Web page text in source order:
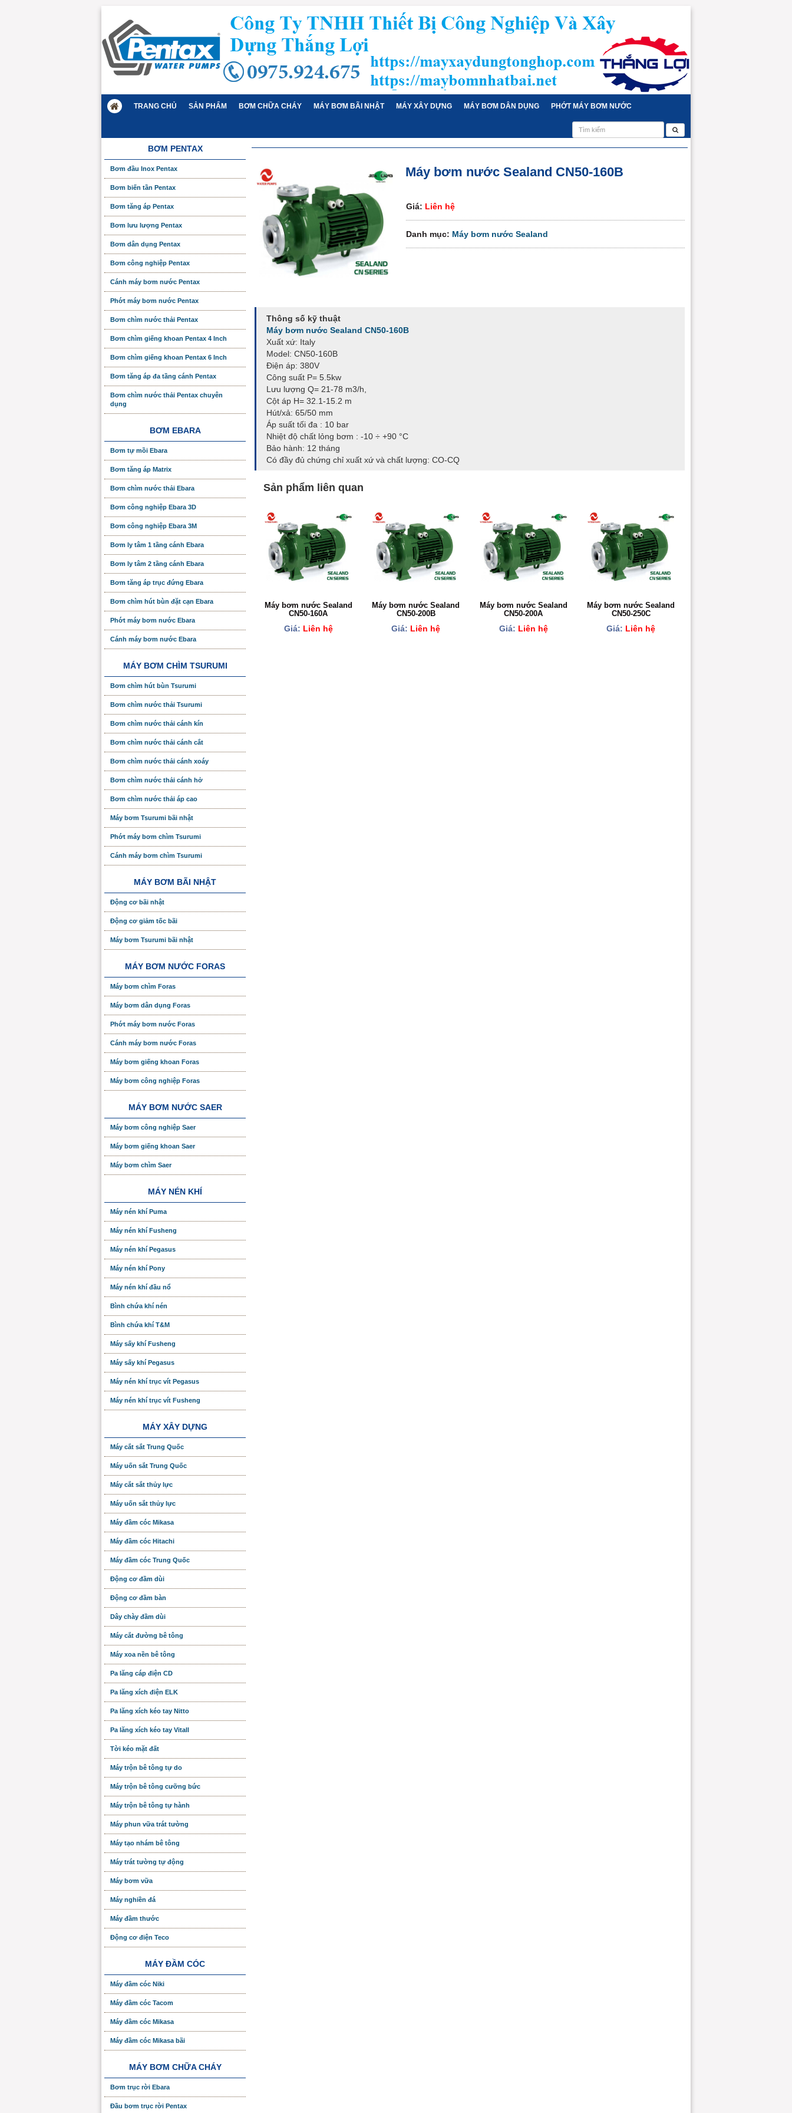
TRANG CHỦ SẢN PHẨM BƠM CHỮA CHÁY MÁY BƠM BÃI NHẬT MÁY XÂY DỰNG MÁY BƠM DÂN DỤNG PHỚT MÁY BƠM NƯỚC
Máy bơm nước Sealand CN50-160B
Giá: Liên hệ
Danh mục: Máy bơm nước Sealand
Thông số kỹ thuật
Máy bơm nước Sealand CN50-160B
Xuất xứ: Italy
Model: CN50-160B
Điện áp: 380V
Công suất P= 5.5kw
Lưu lượng Q= 21-78 m3/h,
Cột áp H= 32.1-15.2 m
Hút/xả: 65/50 mm
Áp suất tối đa : 10 bar
Nhiệt độ chất lỏng bơm : -10 ÷ +90 °C
Bảo hành: 12 tháng
Có đầy đủ chứng chỉ xuất xứ và chất lượng: CO-CQ
Sản phẩm liên quan
Máy bơm nước Sealand
CN50-160A
Giá: Liên hệ
Máy bơm nước Sealand
CN50-200B
Giá: Liên hệ
Máy bơm nước Sealand
CN50-200A
Giá: Liên hệ
Máy bơm nước Sealand
CN50-250C
Giá: Liên hệ
BƠM PENTAX
Bơm đầu Inox Pentax
Bơm biến tần Pentax
Bơm tăng áp Pentax
Bơm lưu lượng Pentax
Bơm dân dụng Pentax
Bơm công nghiệp Pentax
Cánh máy bơm nước Pentax
Phớt máy bơm nước Pentax
Bơm chìm nước thải Pentax
Bơm chìm giếng khoan Pentax 4 Inch
Bơm chìm giếng khoan Pentax 6 Inch
Bơm tăng áp đa tầng cánh Pentax
Bơm chìm nước thải Pentax chuyên
dụng
BƠM EBARA
Bơm tự mồi Ebara
Bơm tăng áp Matrix
Bơm chìm nước thải Ebara
Bơm công nghiệp Ebara 3D
Bơm công nghiệp Ebara 3M
Bơm ly tâm 1 tầng cánh Ebara
Bơm ly tâm 2 tầng cánh Ebara
Bơm tăng áp trục đứng Ebara
Bơm chìm hút bùn đặt cạn Ebara
Phớt máy bơm nước Ebara
Cánh máy bơm nước Ebara
MÁY BƠM CHÌM TSURUMI
Bơm chìm hút bùn Tsurumi
Bơm chìm nước thải Tsurumi
Bơm chìm nước thải cánh kín
Bơm chìm nước thải cánh cắt
Bơm chìm nước thải cánh xoáy
Bơm chìm nước thải cánh hở
Bơm chìm nước thải áp cao
Máy bơm Tsurumi bãi nhật
Phớt máy bơm chìm Tsurumi
Cánh máy bơm chìm Tsurumi
MÁY BƠM BÃI NHẬT
Động cơ bãi nhật
Động cơ giảm tốc bãi
Máy bơm Tsurumi bãi nhật
MÁY BƠM NƯỚC FORAS
Máy bơm chìm Foras
Máy bơm dân dụng Foras
Phớt máy bơm nước Foras
Cánh máy bơm nước Foras
Máy bơm giếng khoan Foras
Máy bơm công nghiệp Foras
MÁY BƠM NƯỚC SAER
Máy bơm công nghiệp Saer
Máy bơm giếng khoan Saer
Máy bơm chìm Saer
MÁY NÉN KHÍ
Máy nén khí Puma
Máy nén khí Fusheng
Máy nén khí Pegasus
Máy nén khí Pony
Máy nén khí đầu nổ
Bình chứa khí nén
Bình chứa khí T&M
Máy sấy khí Fusheng
Máy sấy khí Pegasus
Máy nén khí trục vít Pegasus
Máy nén khí trục vít Fusheng
MÁY XÂY DỰNG
Máy cắt sắt Trung Quốc
Máy uốn sắt Trung Quốc
Máy cắt sắt thủy lực
Máy uốn sắt thủy lực
Máy đầm cóc Mikasa
Máy đầm cóc Hitachi
Máy đầm cóc Trung Quốc
Động cơ đầm dùi
Động cơ đầm bàn
Dây chày đầm dùi
Máy cắt đường bê tông
Máy xoa nền bê tông
Pa lăng cáp điện CD
Pa lăng xích điện ELK
Pa lăng xích kéo tay Nitto
Pa lăng xích kéo tay Vitall
Tời kéo mặt đất
Máy trộn bê tông tự do
Máy trộn bê tông cưỡng bức
Máy trộn bê tông tự hành
Máy phun vữa trát tường
Máy tạo nhám bê tông
Máy trát tường tự động
Máy bơm vữa
Máy nghiền đá
Máy đầm thước
Động cơ điện Teco
MÁY ĐẦM CÓC
Máy đầm cóc Niki
Máy đầm cóc Tacom
Máy đầm cóc Mikasa
Máy đầm cóc Mikasa bãi
MÁY BƠM CHỮA CHÁY
Bơm trục rời Ebara
Đầu bơm trục rời Pentax